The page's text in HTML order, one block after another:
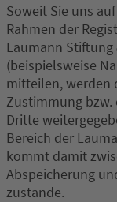
Soweit Sie uns
Rahmen der
Laumann Stiftung
(beispielsweise
mitteilen, werden
Zustimmung bzw.
Dritte
Bereich der
kommt damit
Abspeicherung
zustande.